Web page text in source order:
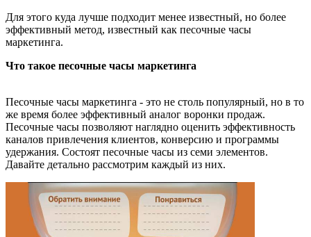
Для этого куда лучше подходит менее известный, но более
эффективный метод, известный как песочные часы
маркетинга.
Что такое песочные часы маркетинга
Песочные часы маркетинга - это не столь популярный, но в то
же время более эффективный аналог воронки продаж.
Песочные часы позволяют наглядно оценить эффективность
каналов привлечения клиентов, конверсию и программы
удержания. Состоят песочные часы из семи элементов.
Давайте детально рассмотрим каждый из них.